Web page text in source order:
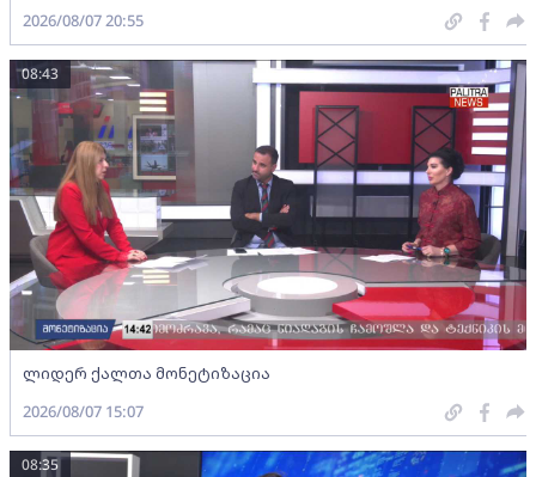
2026/08/07 20:55
ლიდერ ქალთა მონეტიზაცია
08:43
2026/08/07 15:07
08:35